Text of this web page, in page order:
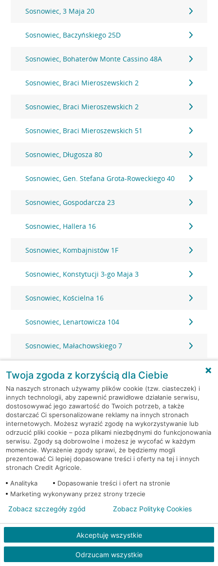
Sosnowiec, 3 Maja 20
Sosnowiec, Baczyńskiego 25D
Sosnowiec, Bohaterów Monte Cassino 48A
Sosnowiec, Braci Mieroszewskich 2
Sosnowiec, Braci Mieroszewskich 2
Sosnowiec, Braci Mieroszewskich 51
Sosnowiec, Długosza 80
Sosnowiec, Gen. Stefana Grota-Roweckiego 40
Sosnowiec, Gospodarcza 23
Sosnowiec, Hallera 16
Sosnowiec, Kombajnistów 1F
Sosnowiec, Konstytucji 3-go Maja 3
Sosnowiec, Kościelna 16
Sosnowiec, Lenartowicza 104
Sosnowiec, Małachowskiego 7
Sosnowiec, Modrzejowska 14
Sosnowiec, Narutowicza 56
Sosnowiec, Podjazdowa 8
Sosnowiec, Prusa 62
Sosnowiec, Sienkiewicza 2
Sosnowiec, Sienkiewicza 3
Sosnowiec, Sienkiewicza 3
Sosnowiec, Sienkiewicza 3
Sosnowiec, Sobieskiego 64
Twoja zgoda z korzyścią dla Ciebie
Na naszych stronach używamy plików cookie (tzw. ciasteczek) i
innych technologii, aby zapewnić prawidłowe działanie serwisu,
dostosowywać jego zawartość do Twoich potrzeb, a także
dostarczać Ci spersonalizowane reklamy na innych stronach
internetowych. Możesz wyrazić zgodę na wykorzystywanie lub
odrzucić pliki cookie – poza plikami niezbędnymi do funkcjonowania
serwisu. Zgody są dobrowolne i możesz je wycofać w każdym
momencie. Wyrażenie zgody sprawi, że będziemy mogli
prezentować Ci lepiej dopasowane treści i oferty na tej i innych
stronach Credit Agricole.
Analityka
Dopasowanie treści i ofert na stronie
Marketing wykonywany przez strony trzecie
Akceptuję wszystkie
Odrzucam wszystkie
Zobacz szczegóły zgód Zobacz Politykę Cookies